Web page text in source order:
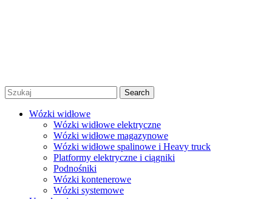
Search
Wózki widłowe
Wózki widłowe elektryczne
Wózki widłowe magazynowe
Wózki widłowe spalinowe i Heavy truck
Platformy elektryczne i ciągniki
Podnośniki
Wózki kontenerowe
Wózki systemowe